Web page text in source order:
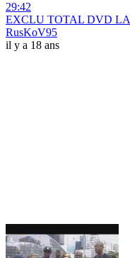
29:42
EXCLU TOTAL DVD
RusKoV95
il y a 18 ans